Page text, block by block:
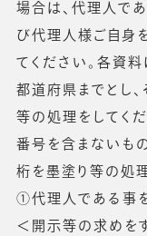
場合は、代理人で
び代理人様ご自身
てください。各資
都道府県までとし
等の処理をしてく
番号を含まないも
桁を墨塗り等の処
①代理人である事
＜開示等の求めを